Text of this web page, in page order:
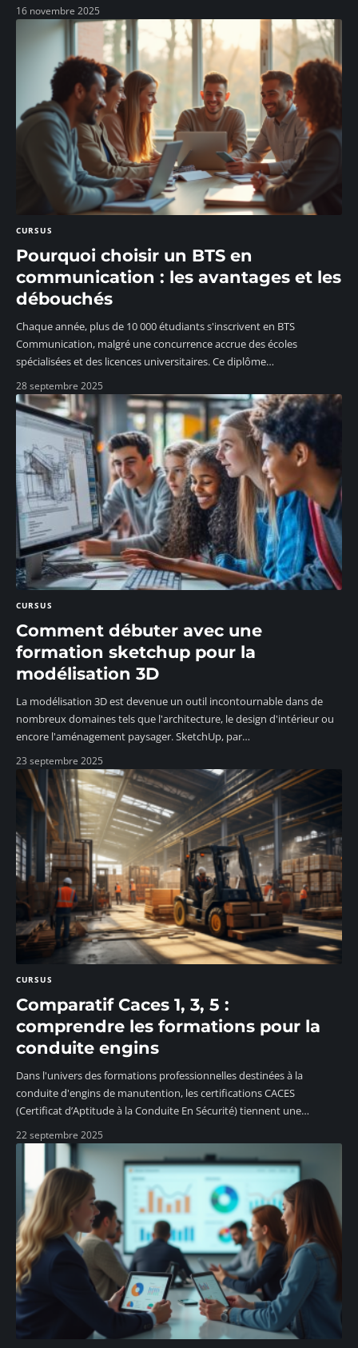
16 novembre 2025
CURSUS
Pourquoi choisir un BTS en
communication : les avantages et les
débouchés
Chaque année, plus de 10 000 étudiants s'inscrivent en BTS
Communication, malgré une concurrence accrue des écoles
spécialisées et des licences universitaires. Ce diplôme…
28 septembre 2025
CURSUS
Comment débuter avec une
formation sketchup pour la
modélisation 3D
La modélisation 3D est devenue un outil incontournable dans de
nombreux domaines tels que l'architecture, le design d'intérieur ou
encore l'aménagement paysager. SketchUp, par…
23 septembre 2025
CURSUS
Comparatif Caces 1, 3, 5 :
comprendre les formations pour la
conduite engins
Dans l'univers des formations professionnelles destinées à la
conduite d'engins de manutention, les certifications CACES
(Certificat d’Aptitude à la Conduite En Sécurité) tiennent une…
22 septembre 2025